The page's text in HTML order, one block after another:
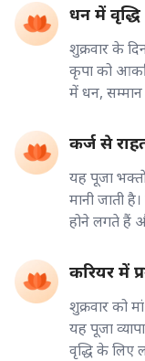
धन में वृद्धि
शुक्रवार के
कृपा को
में धन,
कर्ज से
यह पूजा
मानी जाती
होने लगते हैं
करियर में
शुक्रवार को
यह पूजा
वृद्धि के लिए